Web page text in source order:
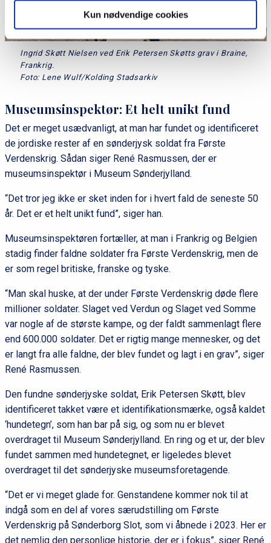
Kun nødvendige cookies
Ingrid Skøtt Nielsen ved Erik Petersen Skøtts grav i Braine,
Frankrig.
Foto: Lene Wulf/Kolding Stadsarkiv
Museumsinspektør: Et helt unikt fund
Det er meget usædvanligt, at man har fundet og identificeret
de jordiske rester af en sønderjysk soldat fra Første
Verdenskrig. Sådan siger René Rasmussen, der er
museumsinspektør i Museum Sønderjylland.
“Det tror jeg ikke er sket inden for i hvert fald de seneste 50
år. Det er et helt unikt fund”, siger han.
Museumsinspektøren fortæller, at man i Frankrig og Belgien
stadig finder faldne soldater fra Første Verdenskrig, men de
er som regel britiske, franske og tyske.
“Man skal huske, at der under Første Verdenskrig døde flere
millioner soldater. Slaget ved Verdun og Slaget ved Somme
var nogle af de største kampe, og der faldt sammenlagt flere
end 600.000 soldater. Det er rigtig mange mennesker, og det
er langt fra alle faldne, der blev fundet og lagt i en grav”, siger
René Rasmussen.
Den fundne sønderjyske soldat, Erik Petersen Skøtt, blev
identificeret takket være et identifikationsmærke, også kaldet
‘hundetegn’, som han bar på sig, og som nu er blevet
overdraget til Museum Sønderjylland. En ring og et ur, der blev
fundet sammen med hundetegnet, er ligeledes blevet
overdraget til det sønderjyske museumsforetagende.
“Det er vi meget glade for. Genstandene kommer nok til at
indgå som en del af vores særudstilling om Første
Verdenskrig på Sønderborg Slot, som vi åbnede i 2023. Her er
det nemlig den personlige historie, der er i fokus”, siger René